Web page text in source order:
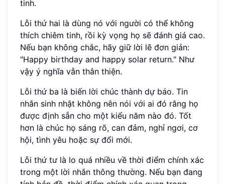
tinh.
Lỗi thứ hai là dùng nó với người có thể không
thích chiêm tinh, rồi kỳ vọng họ sẽ đánh giá cao.
Nếu bạn không chắc, hãy giữ lời lẽ đơn giản:
"Happy birthday and happy solar return." Như
vậy ý nghĩa vẫn thân thiện.
Lỗi thứ ba là biến lời chúc thành dự báo. Tin
nhắn sinh nhật không nên nói với ai đó rằng họ
được định sẵn cho một kiểu năm nào đó. Tốt
hơn là chúc họ sáng rõ, can đảm, nghỉ ngơi, cơ
hội, tình yêu hoặc sự đổi mới.
Lỗi thứ tư là lo quá nhiều về thời điểm chính xác
trong một lời nhắn thông thường. Nếu bạn đang